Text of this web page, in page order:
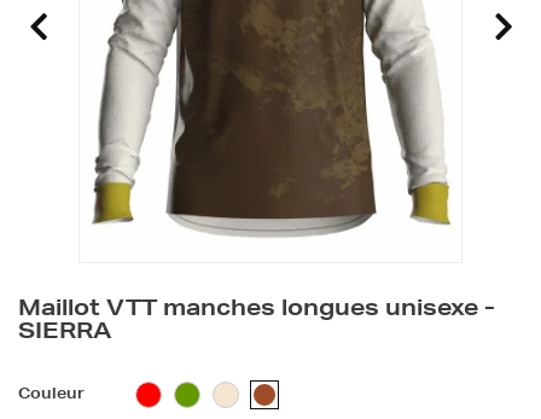
Maillot VTT manches longues unisexe -
SIERRA
Couleur ROUGEVERTBEIGEMARRON